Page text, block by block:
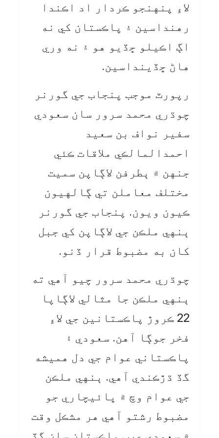
لاءِ پنهنجو ڪردار اد اڪندا
رهنداسين ۽ پاڪستان کي نه
اڳ اڪيلو ڇڏيو هو ۽ نه وري
هاڻ ڇڏينداسين.
رپورٽ موجب پنجاب جي گورنر
چوڌري محمد سرور سان سعودي
سفير نواف بن سعيد
احمدالمالڪي ملاقات ڪئي
جنهن ۾ ٻطرفن لاڳاپن سميت
مختلف معاملن تي ڳالهيون
ڪيون ويون. پنجاب جي گورنر
ٻنهي ملڪن جي لاڳاپن کي جبل
کان به مضبوط قرار ڏنو.
چوڌري محمد سرور چيو آهي ته
ٻنهي ملڪن جا مثالي لاڳاپا
22 ڪروڙ پاڪستانين جي لاءِ
فخر جوڳا آهن. سعودي ۽
پاڪستاني عوام جي دل هميشه
گڏ ڌڙڪندي آهي. ٻنهي ملڪن
جي عوام وچ ۾ ڀائيچاري جو
مضبوط رشتو آهي هر مشڪل وقت